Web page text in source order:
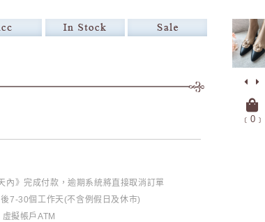
﹝ 0﹞
內》完成付款，逾期系統將直接取消訂單
7-30個工作天(不含例假日及休市)
擬帳戶ATM